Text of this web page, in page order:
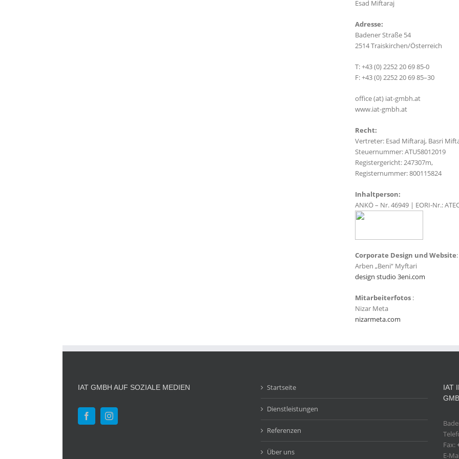
Esad Miftaraj
Adresse:
Badener Straße 54
2514 Traiskirchen/Österreich
T: +43 (0) 2252 20 69 85-0
F: +43 (0) 2252 20 69 85–30
office (at) iat-gmbh.at
www.iat-gmbh.at
Recht:
Vertreter: Esad Miftaraj, Basri
Steuernummer: ATU58012019
Registergericht: 247307m,
Registernummer: 800115824
Inhaltperson:
ANKÖ – Nr. 46949 | EORI-Nr.:
Corporate Design und Website:
Arben „Beni“ Myftari
design studio 3eni.com
Mitarbeiterfotos :
Nizar Meta
nizarmeta.com
IAT GMBH AUF SOZIALE MEDIEN Startseite
Dienstleistungen
Referenzen
Über uns
IAT
Fax:
E-